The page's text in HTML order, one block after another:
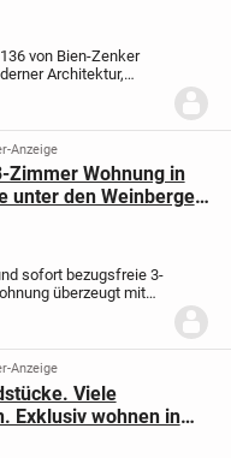
von Bien-Zenker
Architektur,
Der
, Ess- und
den...
Anzeige
Zimmer Wohnung in
unter den Weinbergen
sofort bezugsfreie 3-
überzeugt mit
und
Ob
Anzeige
Viele
Exklusiv wohnen in